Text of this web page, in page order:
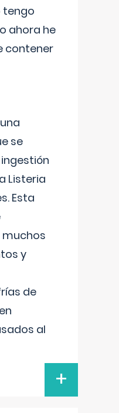
tengo
ahora he
contener
se
Listeria
Esta
y
de
al
+